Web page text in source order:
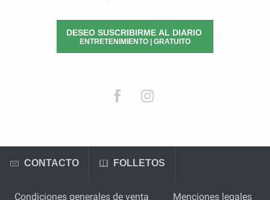
DESEO SUSCRIBIRME AL DIARIO
ENTRETENIMIENTO | GRATUITO
CONTACTO FOLLETOS
Condiciones generales de venta Menciones legales